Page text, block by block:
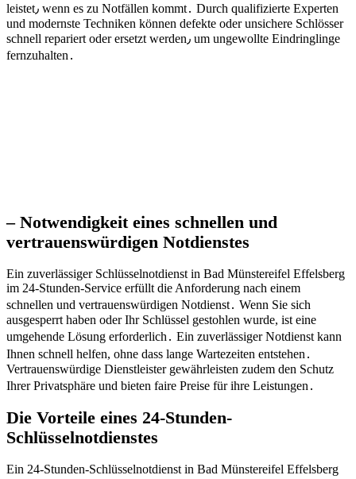
leistet٫ wenn es zu Notfällen kommt․ Durch qualifizierte Experten
und modernste Techniken können defekte oder unsichere Schlösser
schnell repariert oder ersetzt werden٫ um ungewollte Eindringlinge
fernzuhalten․
– Notwendigkeit eines schnellen und
vertrauenswürdigen Notdienstes
Ein zuverlässiger Schlüsselnotdienst in Bad Münstereifel Effelsberg
im 24-Stunden-Service erfüllt die Anforderung nach einem
schnellen und vertrauenswürdigen Notdienst․ Wenn Sie sich
ausgesperrt haben oder Ihr Schlüssel gestohlen wurde, ist eine
umgehende Lösung erforderlich․ Ein zuverlässiger Notdienst kann
Ihnen schnell helfen, ohne dass lange Wartezeiten entstehen․
Vertrauenswürdige Dienstleister gewährleisten zudem den Schutz
Ihrer Privatsphäre und bieten faire Preise für ihre Leistungen․
Die Vorteile eines 24-Stunden-
Schlüsselnotdienstes
Ein 24-Stunden-Schlüsselnotdienst in Bad Münstereifel Effelsberg